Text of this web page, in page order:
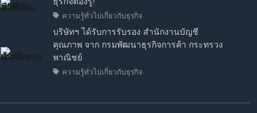
ความรู้ทั่วไปเกี่ยวกับธุรกิจ
บริษัทฯ ได้รับการรับรอง สำนักงานบัญชี
คุณภาพ จาก กรมพัฒนาธุรกิจการค้า กระทรวง
พาณิชย์
ความรู้ทั่วไปเกี่ยวกับธุรกิจ